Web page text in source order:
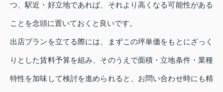
つ、駅近・好立地であれば、それより高くなる可能性がある
ことを念頭に置いておくと良いです。
出店プランを立てる際には、まずこの坪単価をもとにざっく
りとした賃料予算を組み、そのうえで面積・立地条件・業種
特性を加味して検討を進められると、お問い合わせ時にも精